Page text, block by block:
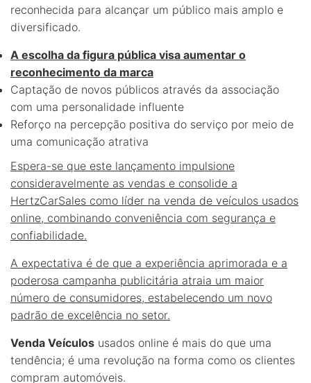
reconhecida para alcançar um público mais amplo e
diversificado.
A escolha da figura pública visa aumentar o
reconhecimento da marca
Captação de novos públicos através da associação
com uma personalidade influente
Reforço na percepção positiva do serviço por meio de
uma comunicação atrativa
Espera-se que este lançamento impulsione
consideravelmente as vendas e consolide a
HertzCarSales como líder na venda de veículos usados
online, combinando conveniência com segurança e
confiabilidade.
A expectativa é de que a experiência aprimorada e a
poderosa campanha publicitária atraia um maior
número de consumidores, estabelecendo um novo
padrão de excelência no setor.
Venda Veículos usados online é mais do que uma
tendência; é uma revolução na forma como os clientes
compram automóveis.